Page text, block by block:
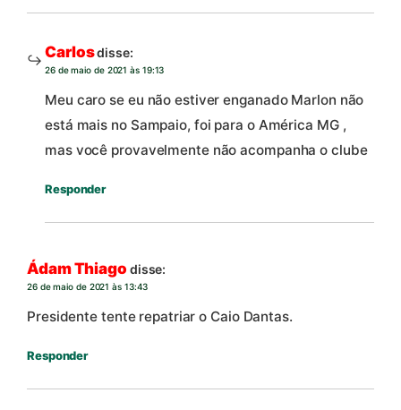
Carlosdisse:
26 de maio de 2021 às 19:13
Meu caro se eu não estiver enganado Marlon não
está mais no Sampaio, foi para o América MG ,
mas você provavelmente não acompanha o clube
Responder
Ádam Thiago disse:
26 de maio de 2021 às 13:43
Presidente tente repatriar o Caio Dantas.
Responder